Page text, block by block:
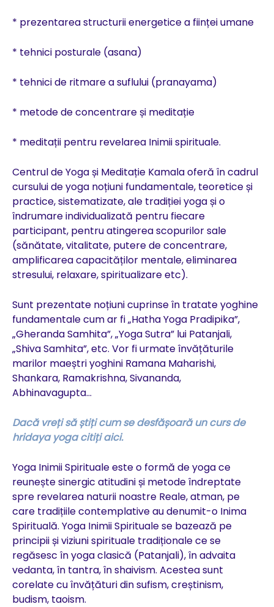
* prezentarea structurii energetice a ființei umane
* tehnici posturale (asana)
* tehnici de ritmare a suflului (pranayama)
* metode de concentrare și meditație
* meditații pentru revelarea Inimii spirituale.
Centrul de Yoga și Meditație Kamala oferă în cadrul
cursului de yoga noțiuni fundamentale, teoretice și
practice, sistematizate, ale tradiției yoga și o
îndrumare individualizată pentru fiecare
participant, pentru atingerea scopurilor sale
(sănătate, vitalitate, putere de concentrare,
amplificarea capacităților mentale, eliminarea
stresului, relaxare, spiritualizare etc).
Sunt prezentate noțiuni cuprinse în tratate yoghine
fundamentale cum ar fi „Hatha Yoga Pradipika”,
„Gheranda Samhita”, „Yoga Sutra” lui Patanjali,
„Shiva Samhita”, etc. Vor fi urmate învățăturile
marilor maeștri yoghini Ramana Maharishi,
Shankara, Ramakrishna, Sivananda,
Abhinavagupta…
Dacă vreți să știți cum se desfășoară un curs de
hridaya yoga citiți aici.
Yoga Inimii Spirituale este o formă de yoga ce
reunește sinergic atitudini și metode îndreptate
spre revelarea naturii noastre Reale, atman, pe
care tradițiile contemplative au denumit-o Inima
Spirituală. Yoga Inimii Spirituale se bazează pe
principii și viziuni spirituale tradiționale ce se
regăsesc în yoga clasică (Patanjali), în advaita
vedanta, în tantra, în shaivism. Acestea sunt
corelate cu învățături din sufism, creștinism,
budism, taoism.